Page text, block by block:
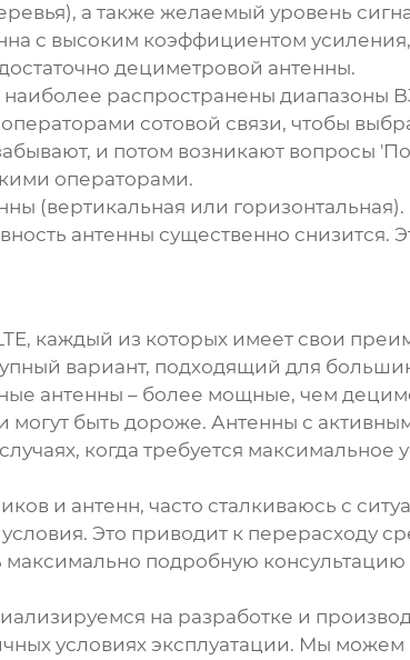
а также желаемый уровень
с высоким коэффициентом
дециметровой антенны.
распространены диапазоны
сотовой связи, чтобы
и потом возникают вопросы
операторами.
(вертикальная или
антенны существенно снизится.
, каждый из которых имеет свои
вариант, подходящий для
антенны – более мощные, чем
могут быть дороже. Антенны с
когда требуется
и антенн, часто сталкиваюсь с
Это приводит к перерасходу
максимально подробную
на разработке и
условиях эксплуатации. Мы